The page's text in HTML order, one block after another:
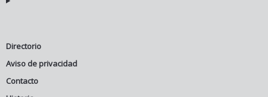
Directorio
Aviso de privacidad
Contacto